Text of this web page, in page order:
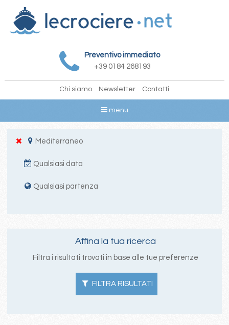
Preventivo immediato
+39 0184 268193
Chi siamo Newsletter Contatti
menu
Mediterraneo
Qualsiasi data
Qualsiasi partenza
Affina la tua ricerca
Filtra i risultati trovati in base alle tue preferenze
FILTRA RISULTATI